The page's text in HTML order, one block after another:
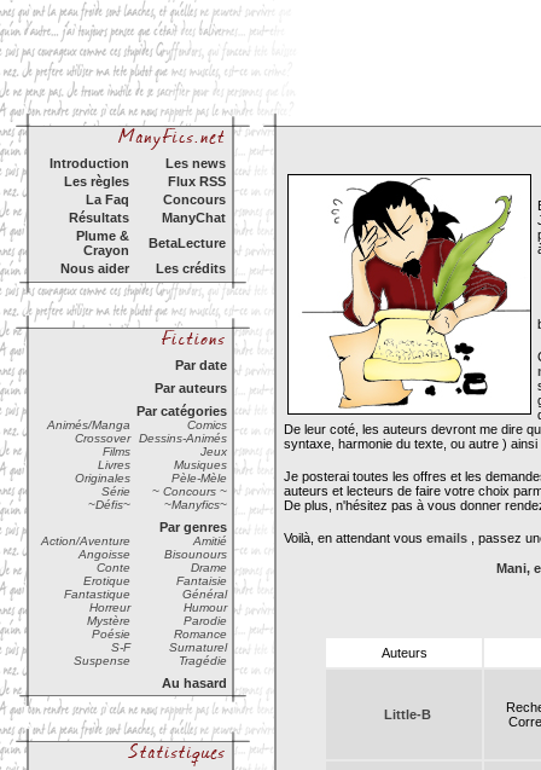
Introduction
Les news
Les règles
Flux RSS
La Faq
Concours
Résultats
ManyChat
Plume &
Crayon
BetaLecture
Nous aider
Les crédits
Par date
Par auteurs
Par catégories
Animés/Manga
Comics
Crossover
Dessins-Animés
Films
Jeux
Livres
Musiques
Originales
Pèle-Mèle
Série
~ Concours ~
~Défis~
~Manyfics~
Par genres
Action/Aventure
Amitié
Angoisse
Bisounours
Conte
Drame
Erotique
Fantaisie
Fantastique
Général
Horreur
Humour
Mystère
Parodie
Poésie
Romance
S-F
Surnaturel
Suspense
Tragédie
Au hasard
De leur coté, les auteurs devront me dire
syntaxe, harmonie du texte, ou autre )
Je posterai toutes les offres et les
auteurs et lecteurs de faire votre choix
De plus, n'hésitez pas à vous donner
Voilà, en attendant vous emails , passez
Mani,
Auteurs
Little-B